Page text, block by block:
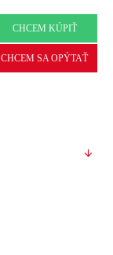
CHCEM KÚPIŤ
CHCEM SA OPÝTAŤ